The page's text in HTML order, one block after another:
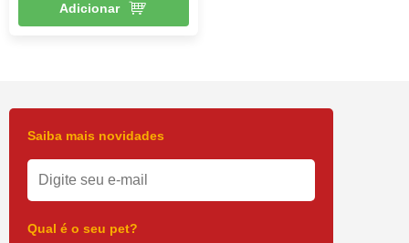
Adicionar
Saiba mais novidades
Qual é o seu pet?